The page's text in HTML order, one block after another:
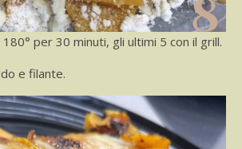
per 30 minuti, gli ultimi 5 con il grill.
e filante.